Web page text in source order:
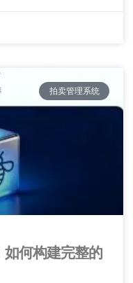
拍卖管理系统
何构建完整的